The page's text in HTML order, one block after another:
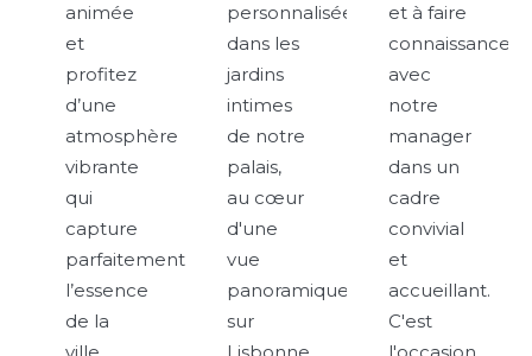
animée
et
profitez
d’une
atmosphère
vibrante
qui
capture
parfaitement
l’essence
de la
personnalisées
dans les
jardins
intimes
de notre
palais,
au cœur
d'une
vue
panoramique
sur
et à faire
connaissance
avec
notre
manager
dans un
cadre
convivial
et
accueillant.
C'est